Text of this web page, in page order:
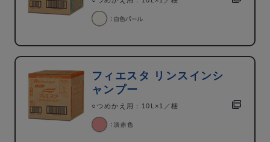
フィエスタ リンスインシ
ャンプー
○つめかえ用：10L×1／梱